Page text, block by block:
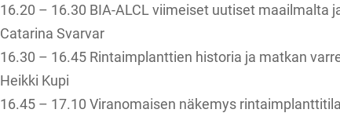
16.20 – 16.30 BIA-ALCL viimeiset uutiset maailmalta
Catarina Svarvar
16.30 – 16.45 Rintaimplanttien historia ja matkan
Heikki Kupi
16.45 – 17.10 Viranomaisen näkemys